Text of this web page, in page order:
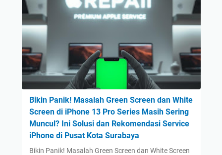
Bikin Panik! Masalah Green Screen dan White
Screen di iPhone 13 Pro Series Masih Sering
Muncul? Ini Solusi dan Rekomendasi Service
iPhone di Pusat Kota Surabaya
Bikin Panik! Masalah Green Screen dan White Screen